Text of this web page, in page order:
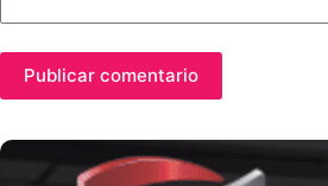
Publicar comentario